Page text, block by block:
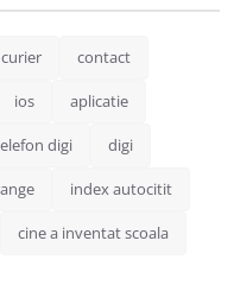
curier contact
ios aplicatie
digi digi
index autocitit
cine a inventat scoala